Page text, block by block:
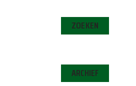
ZOEKEN
ARCHIEF